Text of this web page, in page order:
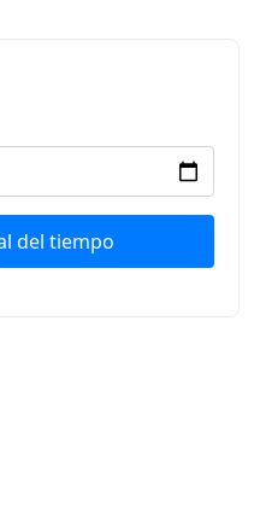
del tiempo